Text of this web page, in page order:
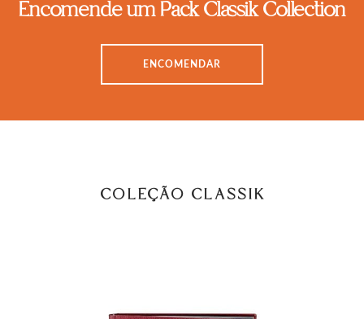
Encomende um Pack Classik Collection
ENCOMENDAR
COLEÇÃO CLASSIK